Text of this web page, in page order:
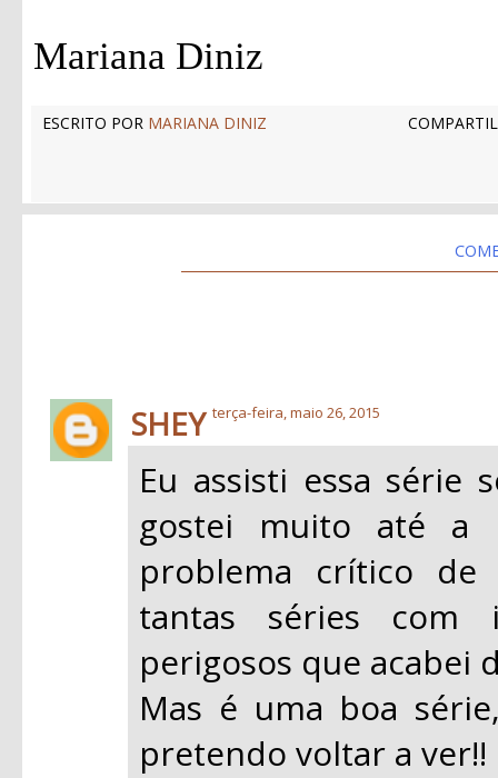
Mariana Diniz
ESCRITO POR MARIANA DINIZ
SHEY terça-feira, maio 26, 2015
Eu assisti essa série
gostei muito até a
problema crítico
tantas séries com
perigosos que acabei
Mas é uma boa
pretendo voltar a ver!!